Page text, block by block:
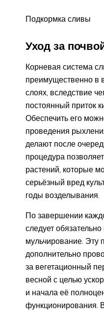
Подкормка сливы
Уход за
Корневая система
преимущественно в
слоях, вследствие
постоянный приток
Обеспечить его
проведения
делают после
процедура
растений, которые
серьёзный вред
годы возделывания.
По завершении
следует
мульчирование. Эту
дополнительно
за вегетационный
весной с целью
и начала её
функционирования.